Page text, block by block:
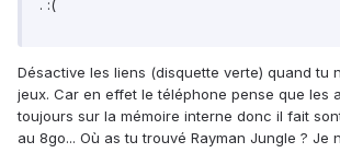
. :(
Désactive les liens (disquette verte) quand tu
jeux. Car en effet le téléphone pense que les
toujours sur la mémoire interne donc il fait
au 8go... Où as tu trouvé Rayman Jungle ? Je